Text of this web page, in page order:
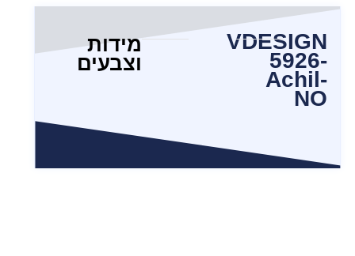
VDESIGN
5926-
Achil-
NO
מידות
וצבעים